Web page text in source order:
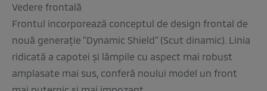
Vedere frontală
Frontul incorporează conceptul de design frontal de
nouă generaţie "Dynamic Shield" (Scut dinamic). Linia
ridicată a capotei şi lămpile cu aspect mai robust
amplasate mai sus, conferă noului model un front